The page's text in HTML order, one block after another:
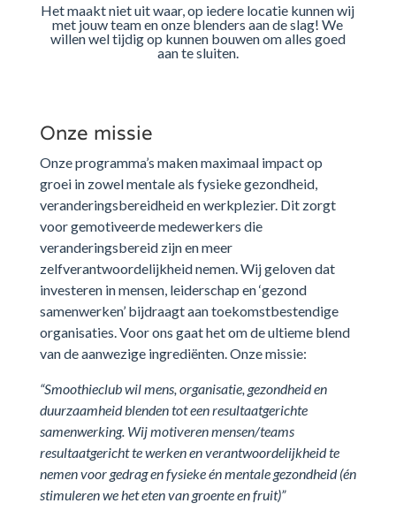
Het maakt niet uit waar, op iedere locatie kunnen wij
met jouw team en onze blenders aan de slag! We
willen wel tijdig op kunnen bouwen om alles goed
aan te sluiten.
Onze missie
Onze programma’s maken maximaal impact op
groei in zowel mentale als fysieke gezondheid,
veranderingsbereidheid en werkplezier. Dit zorgt
voor gemotiveerde medewerkers die
veranderingsbereid zijn en meer
zelfverantwoordelijkheid nemen. Wij geloven dat
investeren in mensen, leiderschap en ‘gezond
samenwerken’ bijdraagt aan toekomstbestendige
organisaties. Voor ons gaat het om de ultieme blend
van de aanwezige ingrediënten. Onze missie:
“Smoothieclub wil mens, organisatie, gezondheid en
duurzaamheid blenden tot een resultaatgerichte
samenwerking. Wij motiveren mensen/teams
resultaatgericht te werken en verantwoordelijkheid te
nemen voor gedrag en fysieke én mentale gezondheid (én
stimuleren we het eten van groente en fruit)”